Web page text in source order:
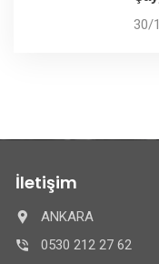
30/
İletişim
ANKARA
0530 212 27 62